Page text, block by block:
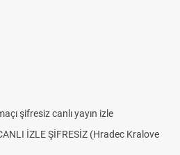
şifresiz canlı yayın izle
İZLE ŞİFRESİZ (Hradec Kralove